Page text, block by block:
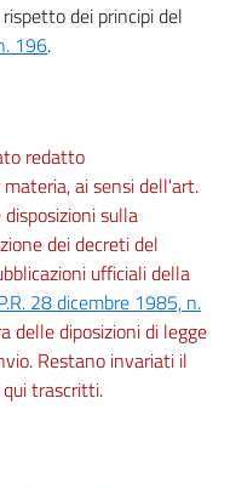
elettriche
dei principi del
196.
redatto
ai sensi dell'art.
sulla
dei decreti del
ufficiali della
28 dicembre 1985, n.
delle diposizioni di legge
Restano invariati il
trascritti.